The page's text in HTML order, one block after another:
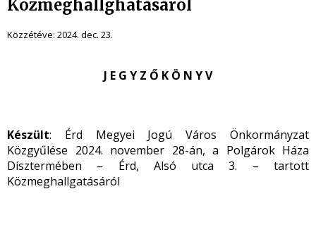
Közmeghallghatásáról
Közzétéve: 2024. dec. 23.
J E G Y Z Ő K Ö N Y V
Készült: Érd Megyei Jogú Város Önkormányzat
Közgyűlése 2024. november 28-án, a Polgárok Háza
Dísztermében – Érd, Alsó utca 3. – tartott
Közmeghallgatásáról